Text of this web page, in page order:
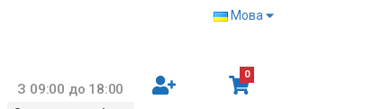
Мова
З 09:00 до 18:00
0